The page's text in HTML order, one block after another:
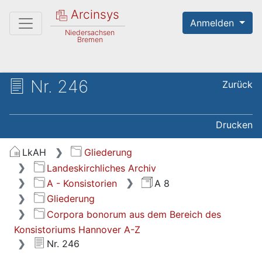
Arcinsys
Niedersachsen
Bremen
Anmelden
Nr. 246 Zurück
Drucken
LkAH
Gliederung
Landeskirchliches Archiv
A - Konsistorien
A 8
Gliederung
Corpora bonorum aus dem Bereich des
Konsistoriums Hannover A-Z
Nr. 246